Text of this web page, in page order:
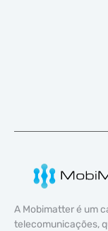
A Mobimatter é um
telecomunicações,